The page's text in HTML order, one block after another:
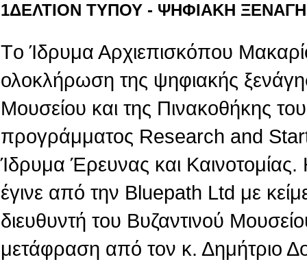
1ΔΕΛΤΙΟΝ ΤΥΠΟΥ - ΨΗΦΙΑΚΗ
Tο Ίδρυμα Αρχιεπισκόπου
ολοκλήρωση της ψηφιακής
Μουσείου και της Πινακοθήκης
προγράμματος Research and
Ίδρυμα Έρευνας και
έγινε από την Βluepath Ltd με
διευθυντή του Βυζαντινού
μετάφραση από τον κ. Δημήτριο